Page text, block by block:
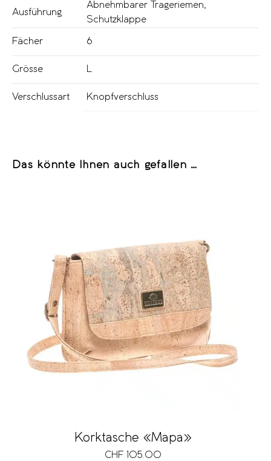
Ausführung
Abnehmbarer Trageriemen,
Schutzklappe
Fächer 6
Grösse L
Verschlussart Knopfverschluss
Das könnte Ihnen auch gefallen …
Korktasche «Mapa»
CHF 105.00